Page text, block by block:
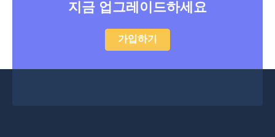
지금 업그레이드하세요
가입하기